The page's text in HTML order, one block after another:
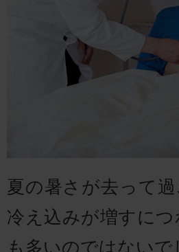
夏の暑さが去って
冷え込みが増すに
も多いのではないで